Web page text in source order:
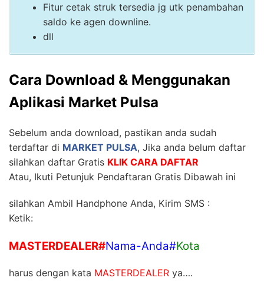
Fitur cetak struk tersedia jg utk penambahan
saldo ke agen downline.
dll
Cara Download & Menggunakan
Aplikasi Market Pulsa
Sebelum anda download, pastikan anda sudah
terdaftar di MARKET PULSA, Jika anda belum daftar
silahkan daftar Gratis KLIK CARA DAFTAR
Atau, Ikuti Petunjuk Pendaftaran Gratis Dibawah ini
silahkan Ambil Handphone Anda, Kirim SMS :
Ketik:
MASTERDEALER#Nama-Anda#Kota
harus dengan kata MASTERDEALER ya….